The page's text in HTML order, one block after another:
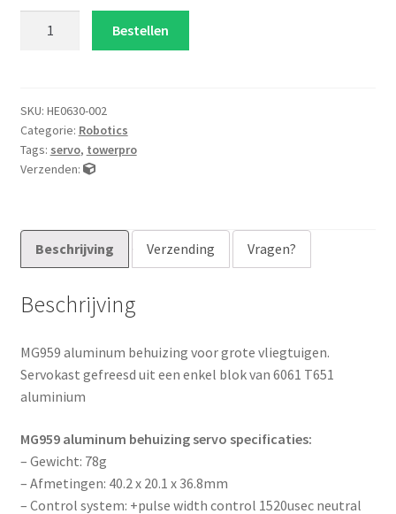
Bestellen
SKU: HE0630-002
Categorie: Robotics
Tags: servo, towerpro
Verzenden:
Beschrijving Verzending Vragen?
Beschrijving
MG959 aluminum behuizing voor grote vliegtuigen.
Servokast gefreesd uit een enkel blok van 6061 T651
aluminium
MG959 aluminum behuizing servo specificaties:
– Gewicht: 78g
– Afmetingen: 40.2 x 20.1 x 36.8mm
– Control system: +pulse width control 1520usec neutral